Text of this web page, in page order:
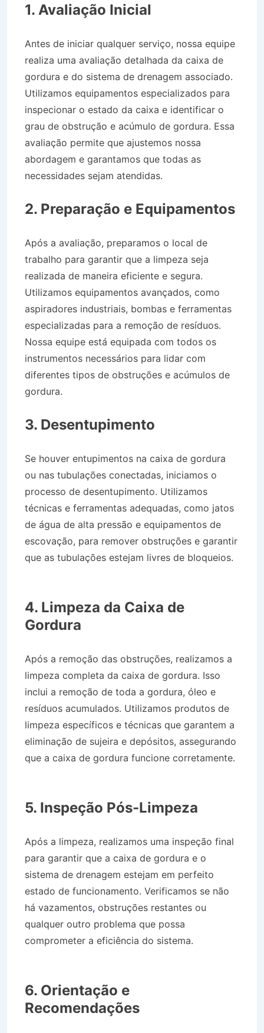
1. Avaliação Inicial
Antes de iniciar qualquer serviço, nossa equipe
realiza uma avaliação detalhada da caixa de
gordura e do sistema de drenagem associado.
Utilizamos equipamentos especializados para
inspecionar o estado da caixa e identificar o
grau de obstrução e acúmulo de gordura. Essa
avaliação permite que ajustemos nossa
abordagem e garantamos que todas as
necessidades sejam atendidas.
2. Preparação e Equipamentos
Após a avaliação, preparamos o local de
trabalho para garantir que a limpeza seja
realizada de maneira eficiente e segura.
Utilizamos equipamentos avançados, como
aspiradores industriais, bombas e ferramentas
especializadas para a remoção de resíduos.
Nossa equipe está equipada com todos os
instrumentos necessários para lidar com
diferentes tipos de obstruções e acúmulos de
gordura.
3. Desentupimento
Se houver entupimentos na caixa de gordura
ou nas tubulações conectadas, iniciamos o
processo de desentupimento. Utilizamos
técnicas e ferramentas adequadas, como jatos
de água de alta pressão e equipamentos de
escovação, para remover obstruções e garantir
que as tubulações estejam livres de bloqueios.
4. Limpeza da Caixa de
Gordura
Após a remoção das obstruções, realizamos a
limpeza completa da caixa de gordura. Isso
inclui a remoção de toda a gordura, óleo e
resíduos acumulados. Utilizamos produtos de
limpeza específicos e técnicas que garantem a
eliminação de sujeira e depósitos, assegurando
que a caixa de gordura funcione corretamente.
5. Inspeção Pós-Limpeza
Após a limpeza, realizamos uma inspeção final
para garantir que a caixa de gordura e o
sistema de drenagem estejam em perfeito
estado de funcionamento. Verificamos se não
há vazamentos, obstruções restantes ou
qualquer outro problema que possa
comprometer a eficiência do sistema.
6. Orientação e
Recomendações